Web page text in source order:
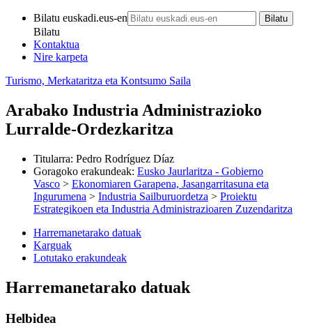
Bilatu euskadi.eus-en
Bilatu
Kontaktua
Nire karpeta
Turismo, Merkataritza eta Kontsumo Saila
Arabako Industria Administrazioko
Lurralde-Ordezkaritza
Titularra: Pedro Rodríguez Díaz
Goragoko erakundeak: Eusko Jaurlaritza - Gobierno
Vasco > Ekonomiaren Garapena, Jasangarritasuna eta
Ingurumena > Industria Sailburuordetza > Proiektu
Estrategikoen eta Industria Administrazioaren Zuzendaritza
Harremanetarako datuak
Karguak
Lotutako erakundeak
Harremanetarako datuak
Helbidea